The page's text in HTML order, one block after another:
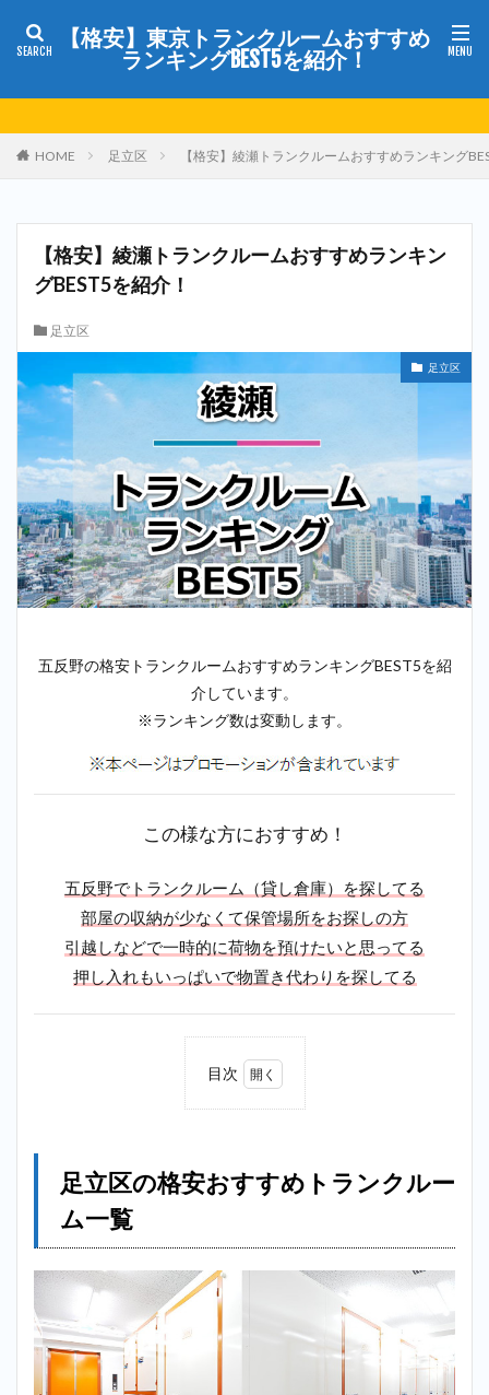
【格安】東京トランクルームおすすめ
ランキングBEST5を紹介！
HOME 足立区 【格安】綾瀬トランクルームおすすめランキング
【格安】綾瀬トランクルームおすすめランキン
グBEST5を紹介！
足立区
足立区
五反野の格安トランクルームおすすめランキングBEST5を紹
介しています。
※ランキング数は変動します。
この様な方におすすめ！
五反野でトランクルーム（貸し倉庫）を探してる
部屋の収納が少なくて保管場所をお探しの方
引越しなどで一時的に荷物を預けたいと思ってる
押し入れもいっぱいで物置き代わりを探してる
目次
おす
すめ
足立区の格安おすすめトランクルー
ム一覧